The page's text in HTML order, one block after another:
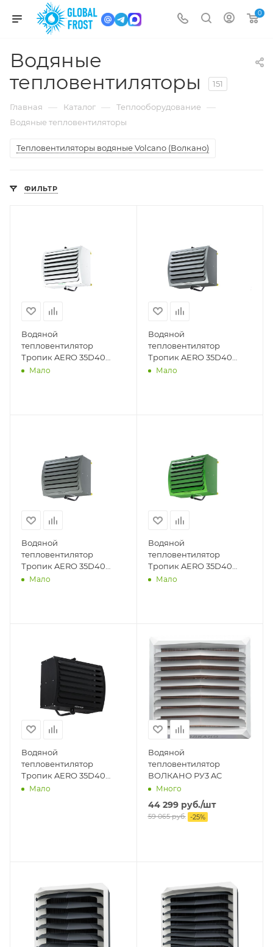
0
Водяные
тепловентиляторы
151
Главная — Каталог — Теплооборудование —
Водяные тепловентиляторы
Тепловентиляторы водяные Volcano (Волкано)
ФИЛЬТР
Водяной
тепловентилятор
Тропик AERO 35D40
белый
Мало
Водяной
тепловентилятор
Тропик AERO 35D40
нержавейка
Мало
Водяной
тепловентилятор
Тропик AERO 35D40
серый
Мало
Водяной
тепловентилятор
Тропик AERO 35D40
зеленый
Мало
Водяной
тепловентилятор
Тропик AERO 35D40
черный
Мало
Водяной
тепловентилятор
ВОЛКАНО РУ3 AC
Много
44 299руб./шт
59 065руб. -25%